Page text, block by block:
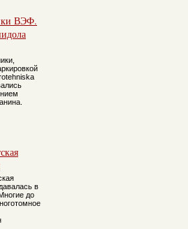
ВЭФ.
в
до